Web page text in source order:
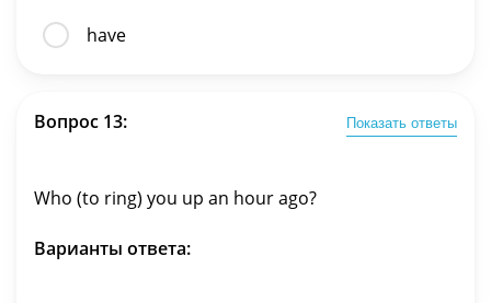
have
Вопрос 13: Показать ответы
Who (to ring) you up an hour ago?
Варианты ответа: